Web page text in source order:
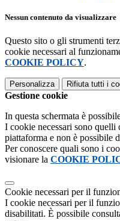
Nessun contenuto da visualizzare
Questo sito o gli strumenti
cookie necessari al
COOKIE POLICY.
Personalizza Rifiuta tutti i
Gestione cookie
In questa schermata è
I cookie necessari sono
piattaforma e non è possibile
Per conoscere quali sono i
visionare la COOKIE
Cookie necessari per il
I cookie necessari per il
disabilitati. È possibile